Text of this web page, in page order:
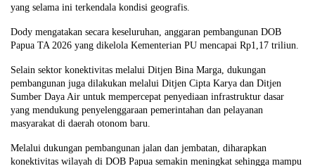
yang selama ini terkendala kondisi geografis.
Dody mengatakan secara keseluruhan, anggaran pembangunan DOB
Papua TA 2026 yang dikelola Kementerian PU mencapai Rp1,17 triliun.
Selain sektor konektivitas melalui Ditjen Bina Marga, dukungan
pembangunan juga dilakukan melalui Ditjen Cipta Karya dan Ditjen
Sumber Daya Air untuk mempercepat penyediaan infrastruktur dasar
yang mendukung penyelenggaraan pemerintahan dan pelayanan
masyarakat di daerah otonom baru.
Melalui dukungan pembangunan jalan dan jembatan, diharapkan
konektivitas wilayah di DOB Papua semakin meningkat sehingga mampu